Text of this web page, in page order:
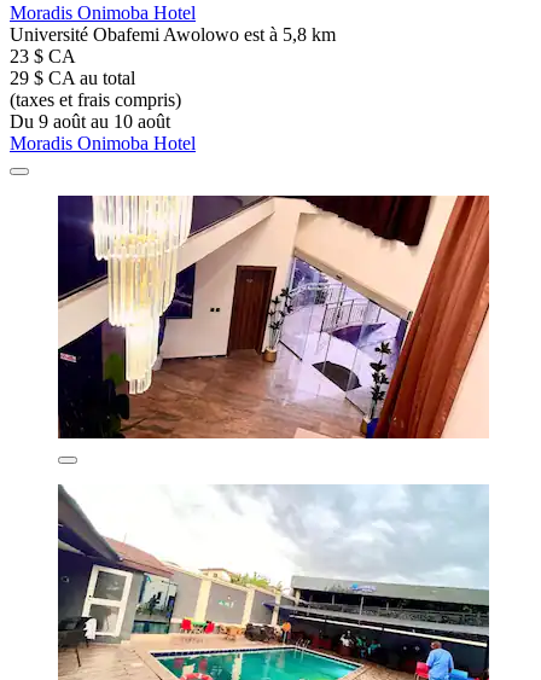
Moradis Onimoba Hotel
Université Obafemi Awolowo est à 5,8 km
23 $ CA
29 $ CA au total
(taxes et frais compris)
Du 9 août au 10 août
Moradis Onimoba Hotel